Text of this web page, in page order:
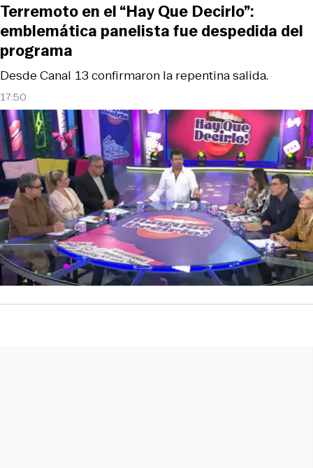
17:50
Desde Canal 13 confirmaron la repentina salida.
Terremoto en el “Hay Que Decirlo”:
emblemática panelista fue despedida del
programa